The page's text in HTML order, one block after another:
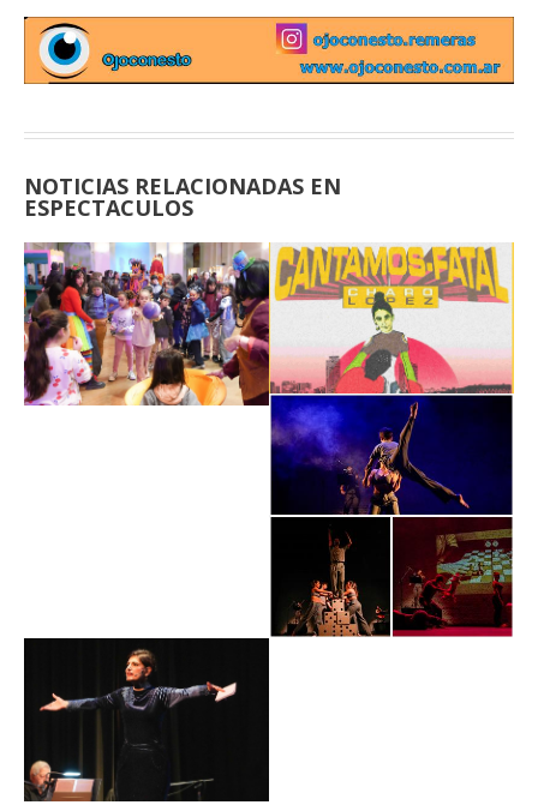
NOTICIAS RELACIONADAS EN
ESPECTACULOS